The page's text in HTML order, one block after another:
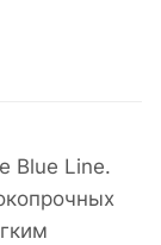
Blue Line.